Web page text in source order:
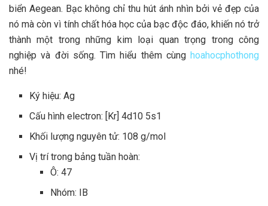
biển Aegean. Bạc không chỉ thu hút ánh nhìn bởi vẻ đẹp của
nó mà còn vì tính chất hóa học của bạc độc đáo, khiến nó trở
thành một trong những kim loại quan trọng trong công
nghiệp và đời sống. Tìm hiểu thêm cùng hoahocphothong
nhé!
Ký hiệu: Ag
Cấu hình electron: [Kr] 4d10 5s1
Khối lượng nguyên tử: 108 g/mol
Vị trí trong bảng tuần hoàn:
Ô: 47
Nhóm: IB